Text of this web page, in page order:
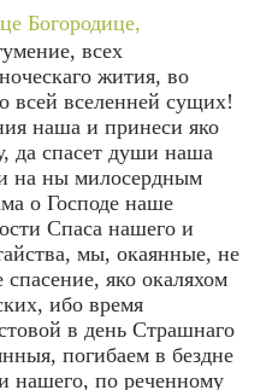
Богородице,
всех
жития, во
всей вселенней сущих!
наша и принеси яко
да спасет души наша
на ны милосердным
о Господе наше
Спаса нашего и
мы, окаянные, не
яко окаляхом
ибо время
в день Страшнаго
погибаем в бездне
нашего, по реченному